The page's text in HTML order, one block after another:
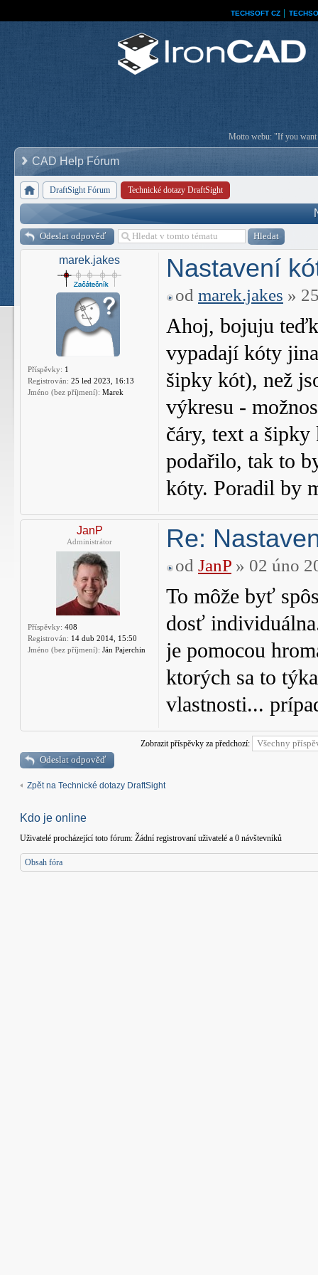
TECHSOFT CZ
Motto webu: "If you want
CAD Help Fórum
DraftSight Fórum Technické dotazy DraftSight
Odeslat odpověď
marek.jakes
Příspěvky: 1
Registrován: 25 led 2023, 16:13
Jméno (bez příjmení): Marek
Nastavení
od marek.jakes »
Ahoj, bojuju
vypadají kóty
šipky kót), než
výkresu -
čáry, text a
podařilo, tak to
kóty. Poradil by
JanP
Administrátor
Příspěvky: 408
Registrován: 14 dub 2014, 15:50
Jméno (bez příjmení): Ján Pajerchin
Re:
od JanP » 02 úno
To môže byť
dosť
je pomocou
ktorých sa to
vlastnosti...
Zobrazit příspěvky za předchozí:
Odeslat odpověď
Zpět na Technické dotazy DraftSight
Kdo je online
Uživatelé procházející toto fórum: Žádní registrovaní uživatelé a 0 návštevníků
Obsah fóra